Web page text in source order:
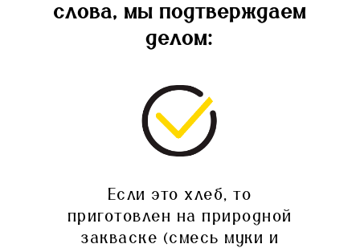
слова, мы подтверждаем
делом:
Если это хлеб, то
приготовлен на природной
закваске (смесь муки и